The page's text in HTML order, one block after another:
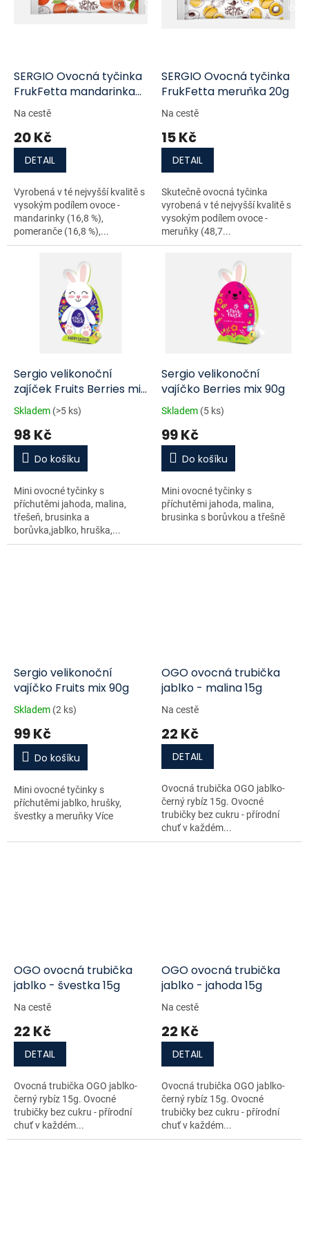
dSERGIO Ovocná tyčinka
FrukFetta mandarinka
20g
Na cestě
20 Kč
DETAIL
Vyrobená v té nejvyšší kvalitě s
vysokým podílem ovoce -
mandarinky (16,8 %),
pomeranče (16,8 %),...
SERGIO Ovocná tyčinka
FrukFetta meruňka 20g
Na cestě
15 Kč
DETAIL
Skutečně ovocná tyčinka
vyrobená v té nejvyšší kvalitě s
vysokým podílem ovoce -
meruňky (48,7...
Sergio velikonoční
zajíček Fruits Berries mix
90g
Skladem (>5 ks)
98 Kč
Do košíku
Mini ovocné tyčinky s
příchutěmi jahoda, malina,
třešeň, brusinka a
borůvka,jablko, hruška,...
Sergio velikonoční
vajíčko Berries mix 90g
Skladem (5 ks)
99 Kč
Do košíku
Mini ovocné tyčinky s
příchutěmi jahoda, malina,
brusinka s borůvkou a třešně
Sergio velikonoční
vajíčko Fruits mix 90g
Skladem (2 ks)
99 Kč
Do košíku
Mini ovocné tyčinky s
příchutěmi jablko, hrušky,
švestky a meruňky Více
OGO ovocná trubička
jablko - malina 15g
Na cestě
22 Kč
DETAIL
Ovocná trubička OGO jablko-
černý rybíz 15g. Ovocné
trubičky bez cukru - přírodní
chuť v každém...
OGO ovocná trubička
jablko - švestka 15g
Na cestě
22 Kč
DETAIL
Ovocná trubička OGO jablko-
černý rybíz 15g. Ovocné
trubičky bez cukru - přírodní
chuť v každém...
OGO ovocná trubička
jablko - jahoda 15g
Na cestě
22 Kč
DETAIL
Ovocná trubička OGO jablko-
černý rybíz 15g. Ovocné
trubičky bez cukru - přírodní
chuť v každém...